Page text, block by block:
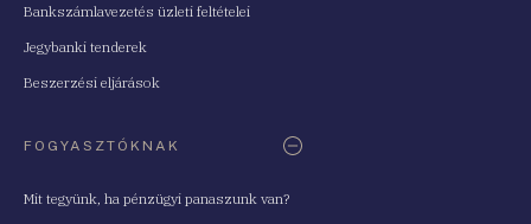
Bankszámlavezetés üzleti feltételei
Jegybanki tenderek
Beszerzési eljárások
FOGYASZTÓKNAK
Mit tegyünk, ha pénzügyi panaszunk van?